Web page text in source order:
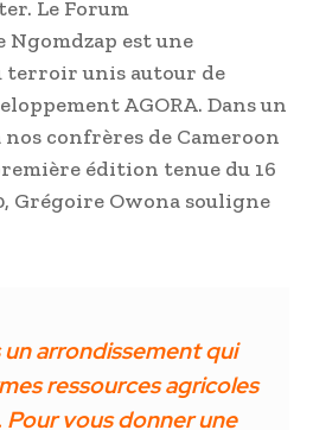
Le Forum
Ngomdzap est une
terroir unis autour de
AGORA. Dans un
confrères de Cameroon
édition tenue du 16
Grégoire Owona souligne
un arrondissement qui
ressources agricoles
vous donner une